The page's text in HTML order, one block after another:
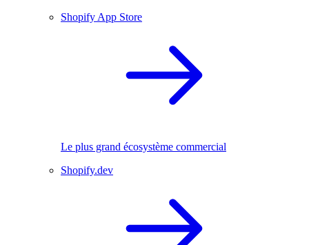
Shopify App Store
Le plus grand écosystème commercial
Shopify.dev